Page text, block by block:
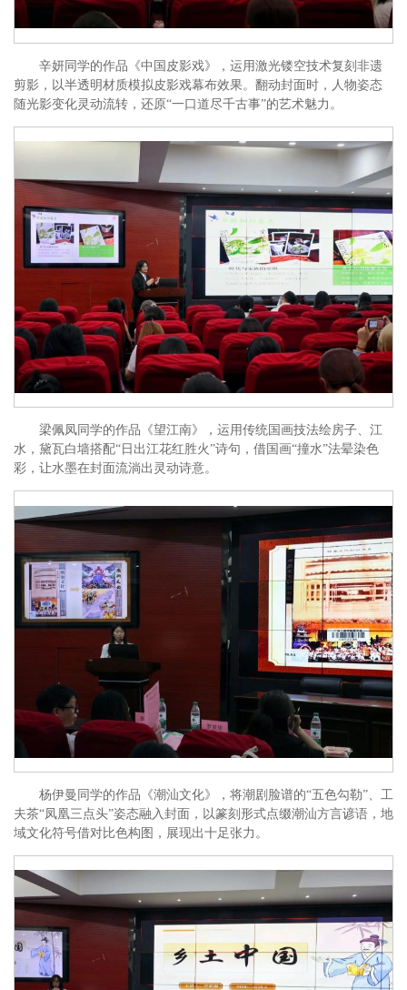
辛妍同学的作品《中国皮影戏》，运用激光镂空技术复刻非遗
剪影，以半透明材质模拟皮影戏幕布效果。翻动封面时，人物姿态
随光影变化灵动流转，还原“一口道尽千古事”的艺术魅力。
梁佩凤同学的作品《望江南》，运用传统国画技法绘房子、江
水，黛瓦白墙搭配“日出江花红胜火”诗句，借国画“撞水”法晕染色
彩，让水墨在封面流淌出灵动诗意。
杨伊曼同学的作品《潮汕文化》，将潮剧脸谱的“五色勾勒”、工
夫茶“凤凰三点头”姿态融入封面，以篆刻形式点缀潮汕方言谚语，地
域文化符号借对比色构图，展现出十足张力。